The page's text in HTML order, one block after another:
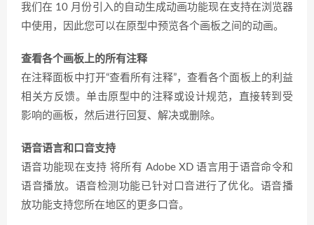
我们在 10 月份引入的自动生成动画功能现在支持在浏览器
中使用，因此您可以在原型中预览各个画板之间的动画。
查看各个画板上的所有注释
在注释面板中打开“查看所有注释”，查看各个面板上的利益
相关方反馈。单击原型中的注释或设计规范，直接转到受
影响的画板，然后进行回复、解决或删除。
语音语言和口音支持
语音功能现在支持 将所有 Adobe XD 语言用于语音命令和
语音播放。语音检测功能已针对口音进行了优化。语音播
放功能支持您所在地区的更多口音。